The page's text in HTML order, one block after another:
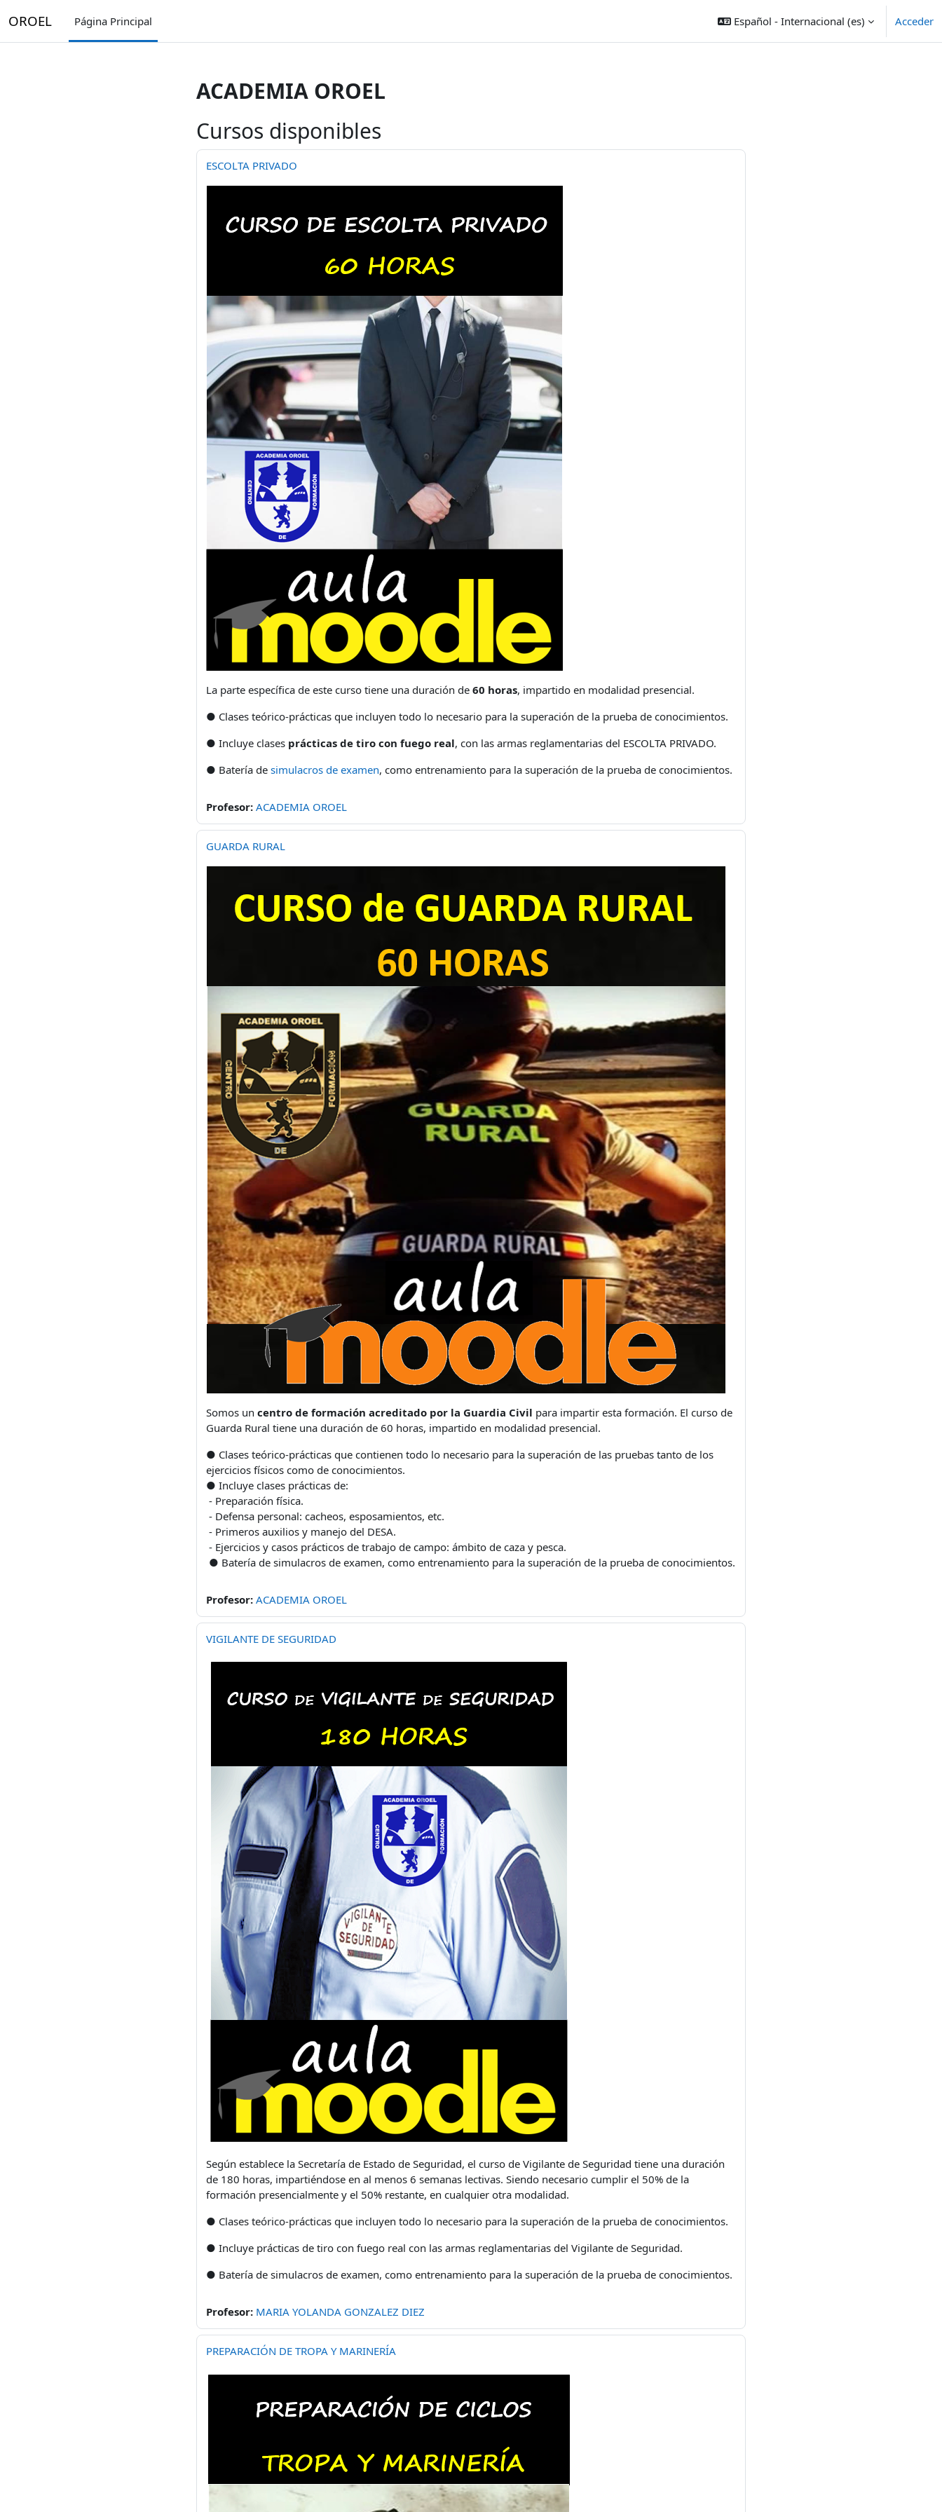
OROEL Página Principal Español - Internacional ‎(es)‎ Acceder
ACADEMIA OROEL
Cursos disponibles
ESCOLTA PRIVADO
La parte específica de este curso tiene una duración de 60 horas, impartido en modalidad presencial.
● Clases teórico-prácticas que incluyen todo lo necesario para la superación de la prueba de conocimientos.
● Incluye clases prácticas de tiro con fuego real, con las armas reglamentarias del ESCOLTA PRIVADO.
● Batería de simulacros de examen, como entrenamiento para la superación de la prueba de conocimientos.
Profesor: ACADEMIA OROEL
GUARDA RURAL
Somos un centro de formación acreditado por la Guardia Civil para impartir esta formación. El curso de
Guarda Rural tiene una duración de 60 horas, impartido en modalidad presencial.
● Clases teórico-prácticas que contienen todo lo necesario para la superación de las pruebas tanto de los
ejercicios físicos como de conocimientos.
● Incluye clases prácticas de:
- Preparación física.
- Defensa personal: cacheos, esposamientos, etc.
- Primeros auxilios y manejo del DESA.
- Ejercicios y casos prácticos de trabajo de campo: ámbito de caza y pesca.
● Batería de simulacros de examen, como entrenamiento para la superación de la prueba de conocimientos.
Profesor: ACADEMIA OROEL
VIGILANTE DE SEGURIDAD
Según establece la Secretaría de Estado de Seguridad, el curso de Vigilante de Seguridad tiene una duración
de 180 horas, impartiéndose en al menos 6 semanas lectivas. Siendo necesario cumplir el 50% de la
formación presencialmente y el 50% restante, en cualquier otra modalidad.
● Clases teórico-prácticas que incluyen todo lo necesario para la superación de la prueba de conocimientos.
● Incluye prácticas de tiro con fuego real con las armas reglamentarias del Vigilante de Seguridad.
● Batería de simulacros de examen, como entrenamiento para la superación de la prueba de conocimientos.
Profesor: MARIA YOLANDA GONZALEZ DIEZ
PREPARACIÓN DE TROPA Y MARINERÍA